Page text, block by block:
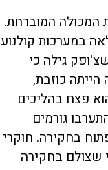
המכולה המוברחת.
במערכות קולנוע
גילה כי
כוזבת,
פצח בהליכים
גורמים
בחקירה. חוקרי
שצולם בחקירה